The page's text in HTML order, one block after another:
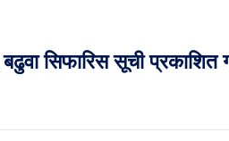
सिफारिस सूची